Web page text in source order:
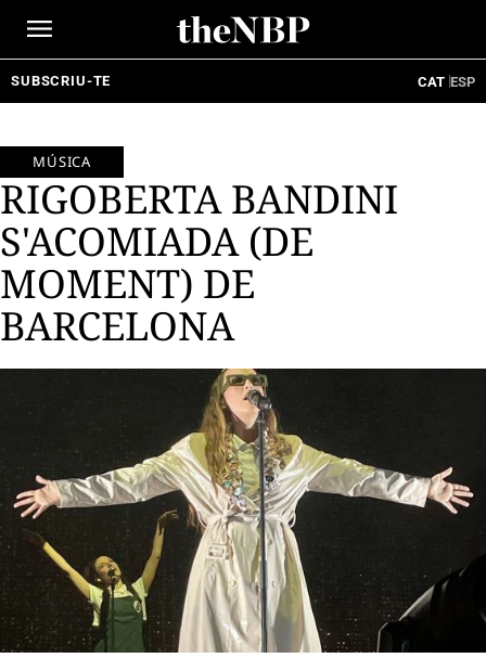
SUBSCRIU-TE CAT ESP
MÚSICA
RIGOBERTA BANDINI
S'ACOMIADA (DE
MOMENT) DE
BARCELONA